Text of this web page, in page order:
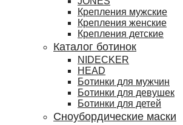
Крепления мужские
Крепления женские
Крепления детские
Каталог ботинок
NIDECKER
HEAD
Ботинки для мужчин
Ботинки для девушек
Ботинки для детей
Сноубордические маски